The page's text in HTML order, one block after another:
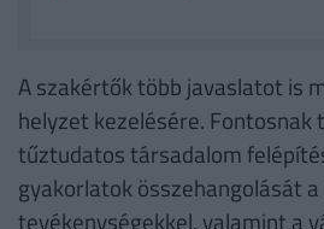
A szakértők több javaslatot is
helyzet kezelésére. Fontosnak
tűztudatos társadalom
gyakorlatok összehangolását
tevékenységekkel, valamint a